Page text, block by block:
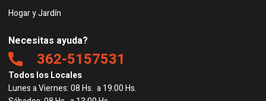
Hogar y Jardín
Necesitas ayuda?
362-5157531
Todos los Locales
Lunes a Viernes: 08 Hs. a 19:00 Hs.